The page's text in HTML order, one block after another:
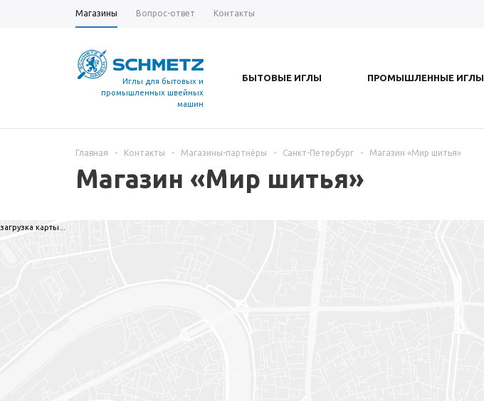
Магазины Вопрос-ответ Контакты
Иглы для бытовых и
промышленных швейных
машин
БЫТОВЫЕ ИГЛЫ ПРОМЫШЛЕННЫЕ ИГЛЫ
Главная - Контакты - Магазины-партнёры - Санкт-Петербург - Магазин «Мир шитья»
Магазин «Мир шитья»
загрузка карты...